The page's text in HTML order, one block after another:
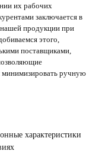
их рабочих
заключается в
нашей продукции при
этого,
поставщиками,
минимизировать ручную